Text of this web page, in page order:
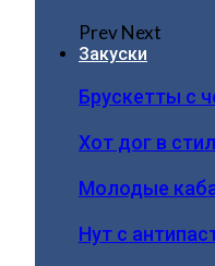
PrevNext
Закуски
Брускетты с
Хот дог в
Молодые
Нут с